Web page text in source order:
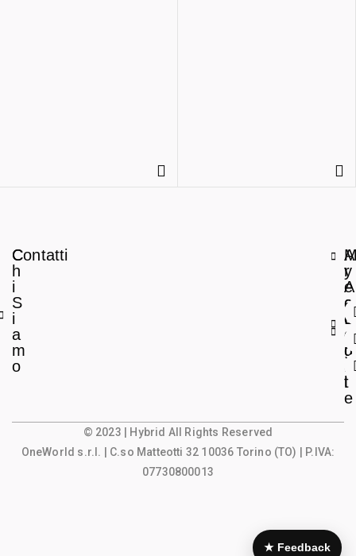
C
h
i
S
i
a
m
o
Contatti
A
r
e
a
L
e
g
l
e
y
A
c
c
o
u
t
© 2023 | Hybrid All Rights Reserved
OneWorld s.r.l.
| C.so Matteotti 32 10036 Torino (TO) | P.IVA:
07730800013
★ Feedback